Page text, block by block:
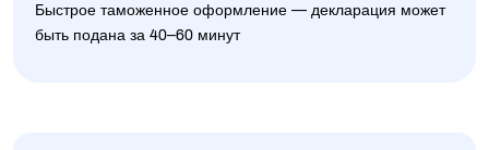
Быстрое таможенное оформление — декларация может
быть подана за 40–60 минут